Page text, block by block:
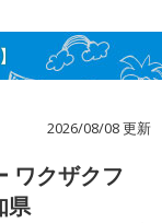
2026/08/08 更新
ワクザクフ
県